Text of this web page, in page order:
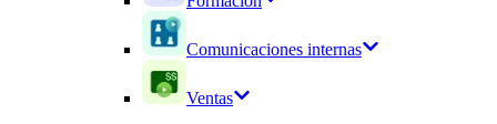
Comunicaciones internas
Ventas